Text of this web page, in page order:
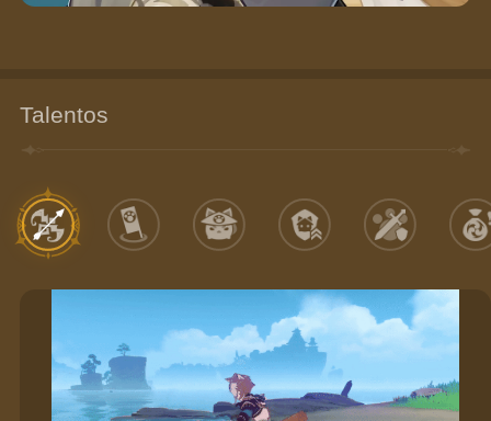
Talentos